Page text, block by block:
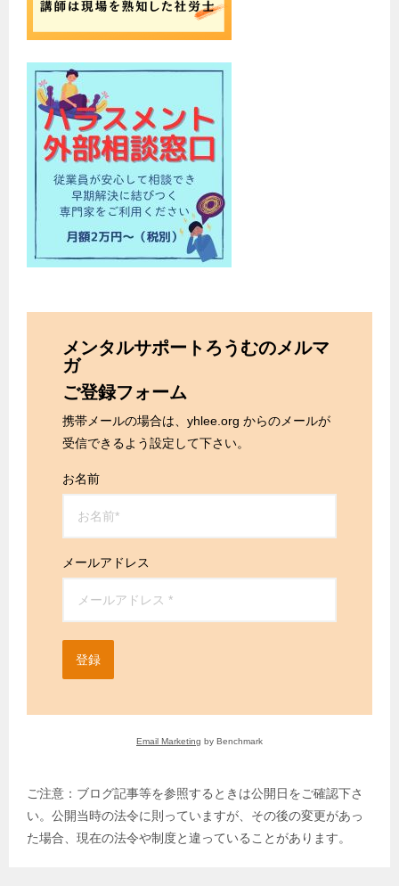
メンタルサポートろうむのメルマ
ガ
ご登録フォーム
携帯メールの場合は、yhlee.org からのメールが
受信できるよう設定して下さい。
お名前
メールアドレス
登録
Email Marketing by Benchmark
ご注意：ブログ記事等を参照するときは公開日をご確認下さ
い。公開当時の法令に則っていますが、その後の変更があっ
た場合、現在の法令や制度と違っていることがあります。